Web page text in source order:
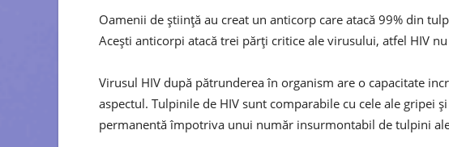
Oamenii de știință au creat un anticorp care atacă 99% din
Acești anticorpi atacă trei părți critice ale virusului, atfel HIV
Virusul HIV după pătrunderea în organism are o capacitate
aspectul. Tulpinile de HIV sunt comparabile cu cele ale gripei
permanentă împotriva unui număr insurmontabil de tulpini